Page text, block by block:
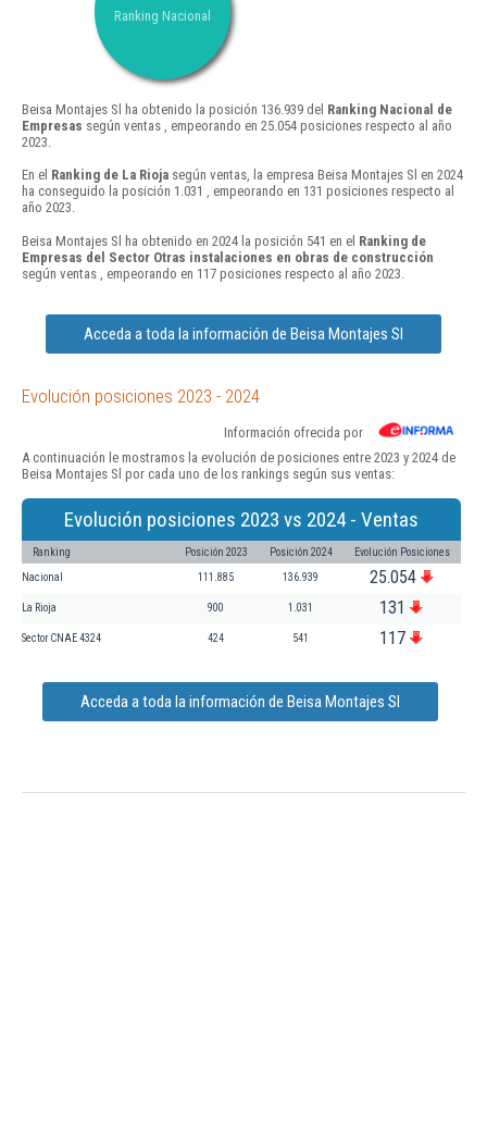
Ranking Nacional
Beisa Montajes Sl ha obtenido la posición 136.939 del Ranking Nacional de
Empresas según ventas , empeorando en 25.054 posiciones respecto al año
2023.
En el Ranking de La Rioja según ventas, la empresa Beisa Montajes Sl en 2024
ha conseguido la posición 1.031 , empeorando en 131 posiciones respecto al
año 2023.
Beisa Montajes Sl ha obtenido en 2024 la posición 541 en el Ranking de
Empresas del Sector Otras instalaciones en obras de construcción
según ventas , empeorando en 117 posiciones respecto al año 2023.
Acceda a toda la información de Beisa Montajes Sl
Evolución posiciones 2023 - 2024
Información ofrecida por
A continuación le mostramos la evolución de posiciones entre 2023 y 2024 de
Beisa Montajes Sl por cada uno de los rankings según sus ventas:
Evolución posiciones 2023 vs 2024 - Ventas
Ranking Posición 2023 Posición 2024 Evolución Posiciones
Nacional 111.885 136.939 25.054
La Rioja 900 1.031 131
Sector CNAE 4324 424 541 117
Acceda a toda la información de Beisa Montajes Sl